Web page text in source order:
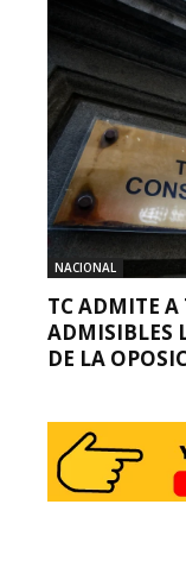
NACIONAL
TC ADMITE A
ADMISIBLES
DE LA